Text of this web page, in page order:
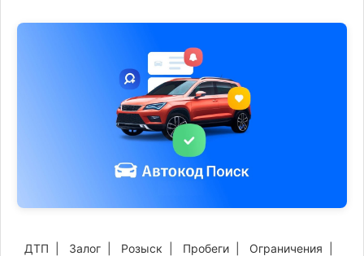
ДТП Залог Розыск Пробеги Ограничения